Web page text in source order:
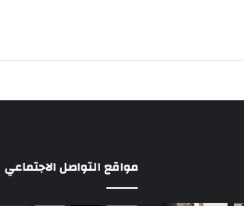
مواقع التواصل الاجتماعي